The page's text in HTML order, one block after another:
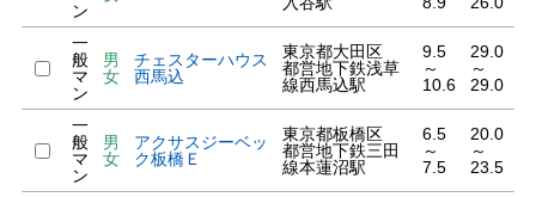
ン
一
般
マ
ン
男
女
チェスターハウス
西馬込
東京都大田区
都営地下鉄浅草
線西馬込駅
9.5
～
10.6
29.0
～
29.0
一
般
マ
ン
男
女
アクサスジーベッ
ク板橋Ｅ
東京都板橋区
都営地下鉄三田
線本蓮沼駅
6.5
～
7.5
20.0
～
23.5